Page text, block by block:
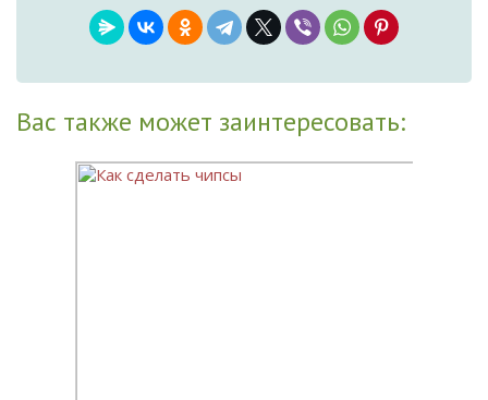
Вас также может заинтересовать: